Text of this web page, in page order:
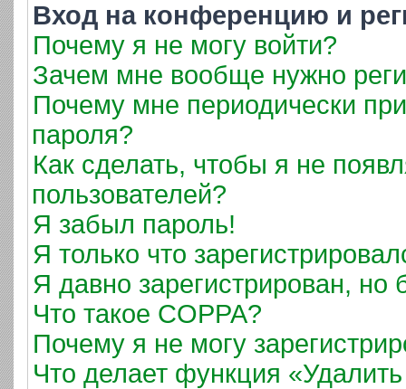
Вход на конференцию и
Почему я не могу войти?
Зачем мне вообще нужно
Почему мне периодически
пароля?
Как сделать, чтобы я не
пользователей?
Я забыл пароль!
Я только что
Я давно зарегистрирован, но
Что такое COPPA?
Почему я не могу
Что делает функция